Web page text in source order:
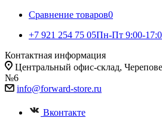
Сравнение товаров0
+7 921 254 75 05Пн-Пт 9:00-
Контактная информация
Центральный офис-склад,
№6
info@forward-store.ru
Вконтакте